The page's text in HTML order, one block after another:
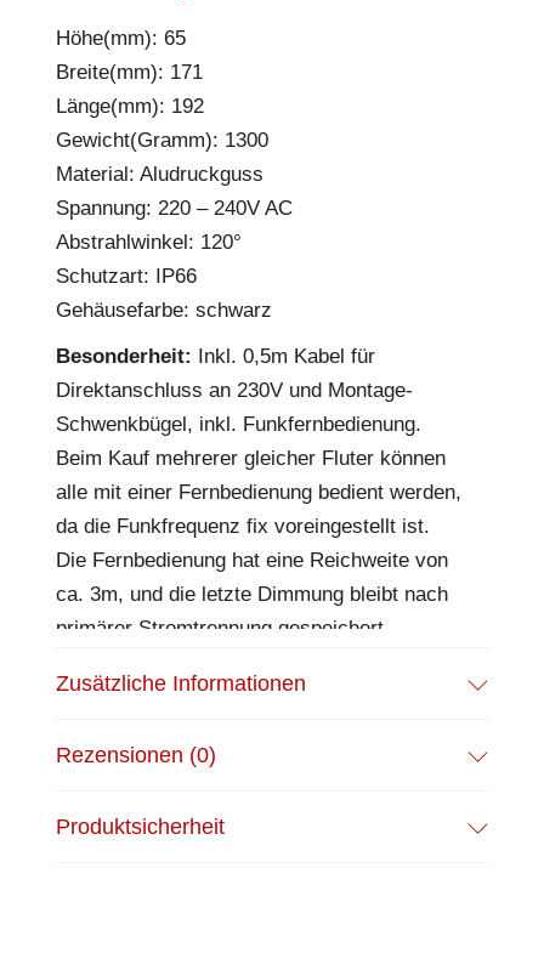
Höhe(mm): 65
Breite(mm): 171
Länge(mm): 192
Gewicht(Gramm): 1300
Material: Aludruckguss
Spannung: 220 – 240V AC
Abstrahlwinkel: 120°
Schutzart: IP66
Gehäusefarbe: schwarz
Besonderheit: Inkl. 0,5m Kabel für
Direktanschluss an 230V und Montage-
Schwenkbügel, inkl. Funkfernbedienung.
Beim Kauf mehrerer gleicher Fluter können
alle mit einer Fernbedienung bedient werden,
da die Funkfrequenz fix voreingestellt ist.
Die Fernbedienung hat eine Reichweite von
ca. 3m, und die letzte Dimmung bleibt nach
primärer Stromtrennung gespeichert.
stufige Dimmfunktion, Ein-Aus Funktion.
EPREL Datenblatt:
Zusätzliche Informationen
Rezensionen (0)
Produktsicherheit